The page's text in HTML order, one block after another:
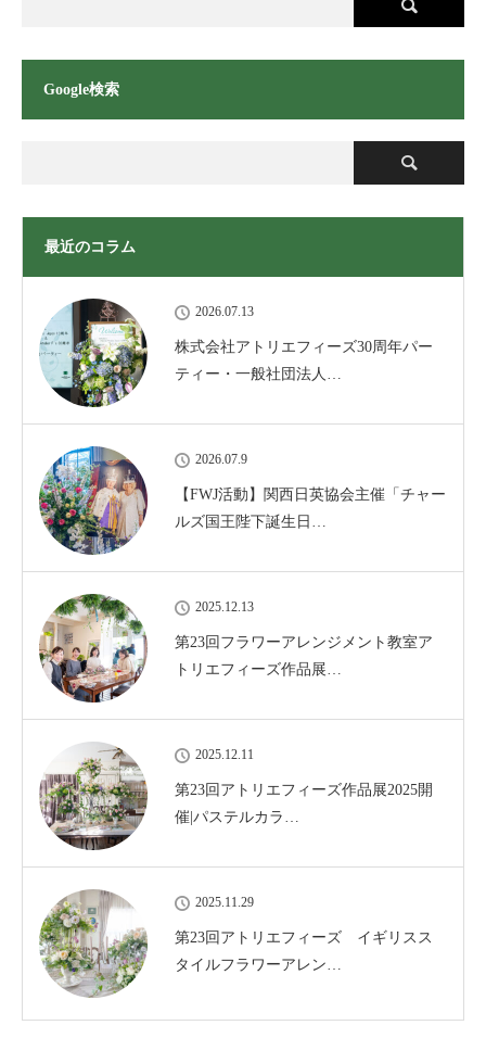
Google検索
最近のコラム
2026.07.13
株式会社アトリエフィーズ30周年パー
ティー・一般社団法人…
2026.07.9
【FWJ活動】関西日英協会主催「チャー
ルズ国王陛下誕生日…
2025.12.13
第23回フラワーアレンジメント教室ア
トリエフィーズ作品展…
2025.12.11
第23回アトリエフィーズ作品展2025開
催|パステルカラ…
2025.11.29
第23回アトリエフィーズ イギリスス
タイルフラワーアレン…